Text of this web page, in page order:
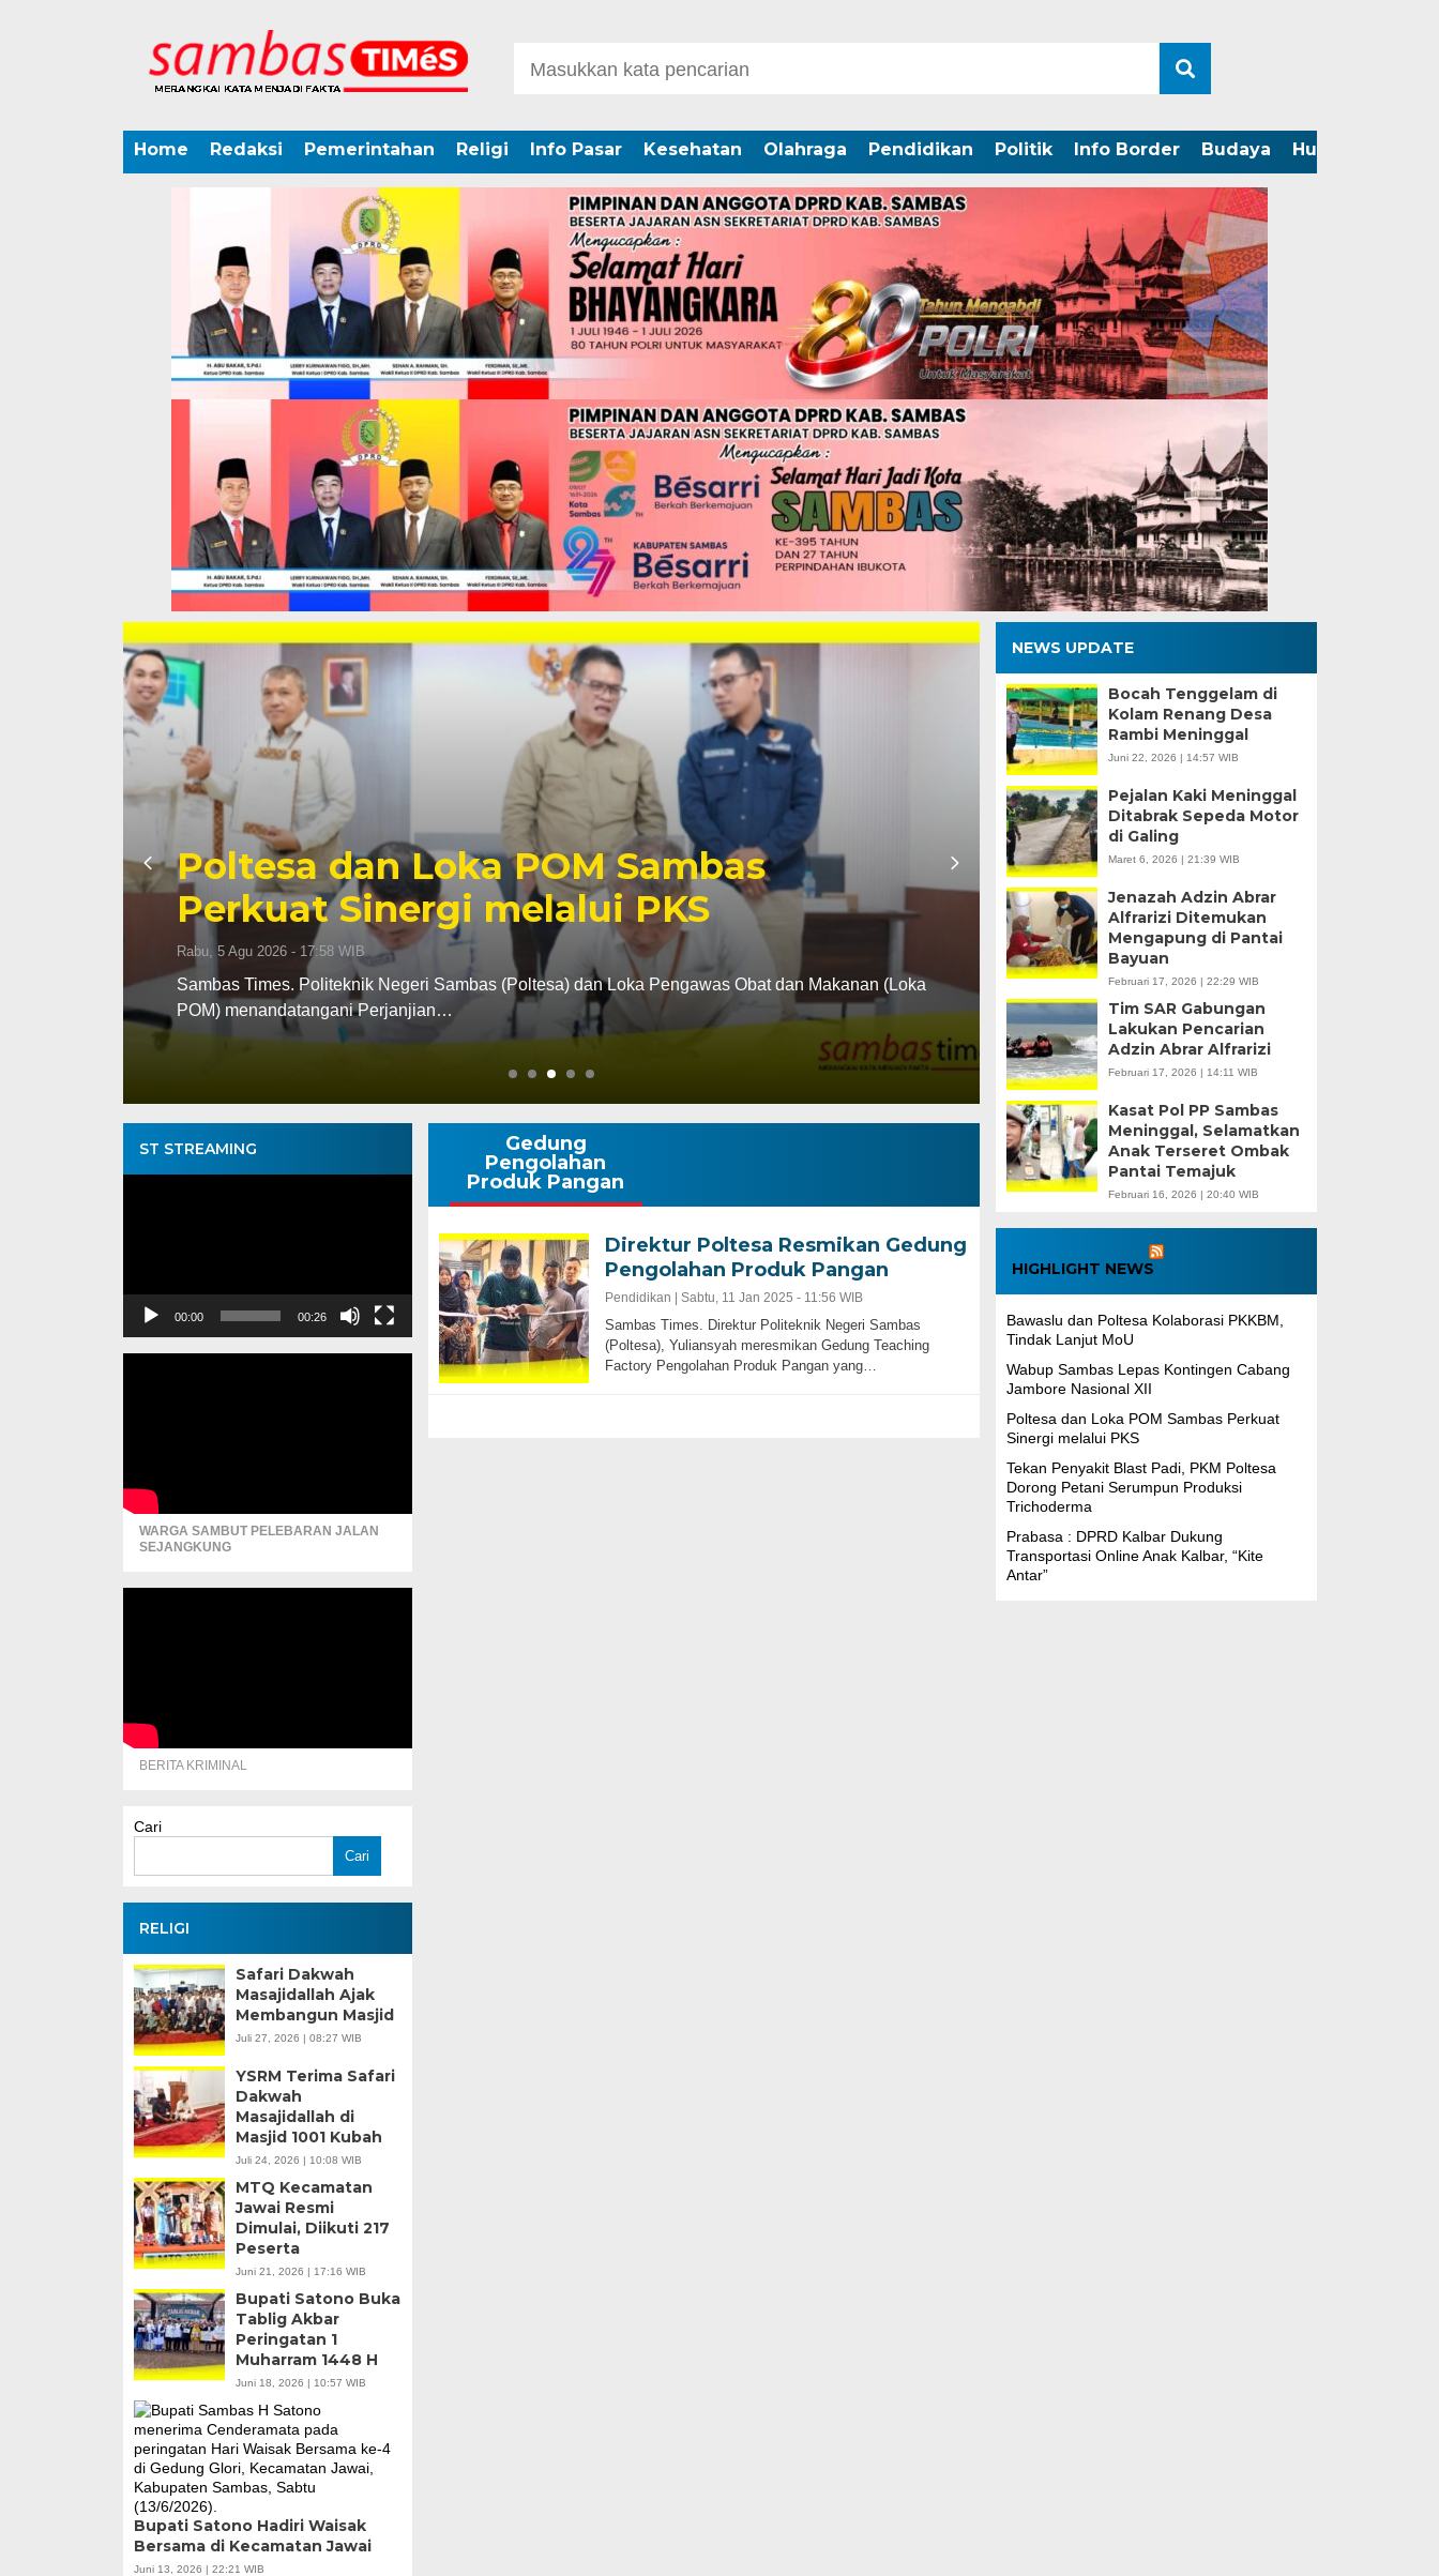
Home Redaksi Pemerintahan Religi Info Pasar Kesehatan Olahraga Pendidikan Politik Info Border Budaya Hukum
Poltesa dan Loka POM Sambas
Perkuat Sinergi melalui PKS
Rabu, 5 Agu 2026 - 17:58 WIB
Sambas Times. Politeknik Negeri Sambas (Poltesa) dan Loka Pengawas Obat dan Makanan (Loka
POM) menandatangani Perjanjian…
Tekan Penyakit
Poltesa Dorong
Produksi
Senin, 3 Agu 2026 - 18:48 WIB
Sambas Times. Politeknik Negeri Sambas (Poltesa)
Masyarakat (PKM) di Desa Serumpun, Kecamatan
ST STREAMING
00:00 00:26
WARGA SAMBUT PELEBARAN JALAN
SEJANGKUNG
BERITA KRIMINAL
Cari
Cari
RELIGI
Safari Dakwah
Masajidallah Ajak
Membangun Masjid
Juli 27, 2026 | 08:27 WIB
YSRM Terima Safari
Dakwah
Masajidallah di
Masjid 1001 Kubah
Juli 24, 2026 | 10:08 WIB
MTQ Kecamatan
Jawai Resmi
Dimulai, Diikuti 217
Peserta
Juni 21, 2026 | 17:16 WIB
Bupati Satono Buka
Tablig Akbar
Peringatan 1
Muharram 1448 H
Juni 18, 2026 | 10:57 WIB
Bupati Satono Hadiri Waisak
Bersama di Kecamatan Jawai
Juni 13, 2026 | 22:21 WIB
Gedung
Pengolahan
Produk Pangan
Direktur Poltesa Resmikan Gedung
Pengolahan Produk Pangan
Pendidikan | Sabtu, 11 Jan 2025 - 11:56 WIB
Sambas Times. Direktur Politeknik Negeri Sambas
(Poltesa), Yuliansyah meresmikan Gedung Teaching
Factory Pengolahan Produk Pangan yang…
NEWS UPDATE
Bocah Tenggelam di
Kolam Renang Desa
Rambi Meninggal
Juni 22, 2026 | 14:57 WIB
Pejalan Kaki Meninggal
Ditabrak Sepeda Motor
di Galing
Maret 6, 2026 | 21:39 WIB
Jenazah Adzin Abrar
Alfrarizi Ditemukan
Mengapung di Pantai
Bayuan
Februari 17, 2026 | 22:29 WIB
Tim SAR Gabungan
Lakukan Pencarian
Adzin Abrar Alfrarizi
Februari 17, 2026 | 14:11 WIB
Kasat Pol PP Sambas
Meninggal, Selamatkan
Anak Terseret Ombak
Pantai Temajuk
Februari 16, 2026 | 20:40 WIB
HIGHLIGHT NEWS
Bawaslu dan Poltesa Kolaborasi PKKBM,
Tindak Lanjut MoU
Wabup Sambas Lepas Kontingen Cabang
Jambore Nasional XII
Poltesa dan Loka POM Sambas Perkuat
Sinergi melalui PKS
Tekan Penyakit Blast Padi, PKM Poltesa
Dorong Petani Serumpun Produksi
Trichoderma
Prabasa : DPRD Kalbar Dukung
Transportasi Online Anak Kalbar, “Kite
Antar”